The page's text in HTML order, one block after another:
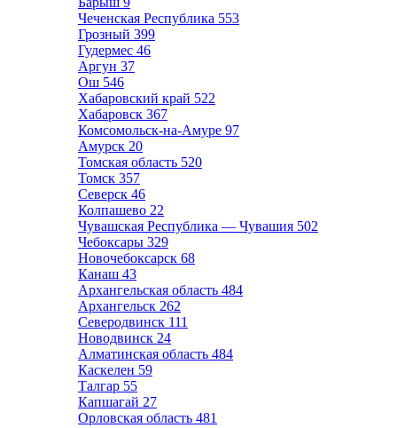
Чеченская Республика 553
Грозный 399
Гудермес 46
Аргун 37
Ош 546
Хабаровский край 522
Хабаровск 367
Комсомольск-на-Амуре 97
Амурск 20
Томская область 520
Томск 357
Северск 46
Колпашево 22
Чувашская Республика — Чувашия 502
Чебоксары 329
Новочебоксарск 68
Канаш 43
Архангельская область 484
Архангельск 262
Северодвинск 111
Новодвинск 24
Алматинская область 484
Каскелен 59
Талгар 55
Капшагай 27
Орловская область 481